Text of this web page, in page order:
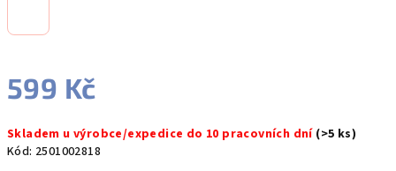
599 Kč
cena:
Skladem u výrobce/expedice do 10 pracovních dní (>5 ks)
Kód: 2501002818